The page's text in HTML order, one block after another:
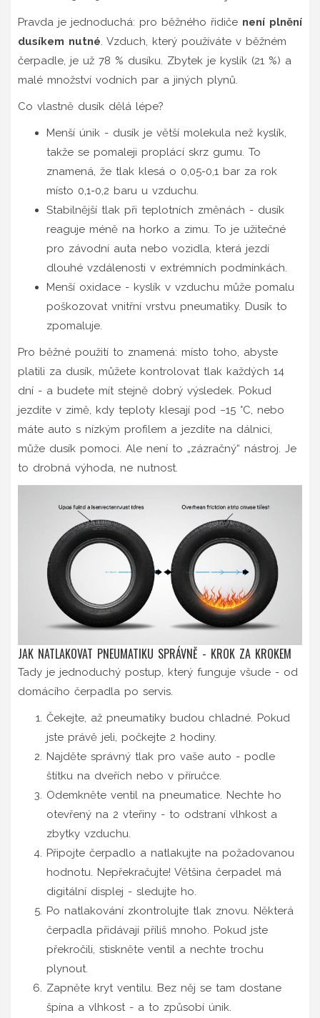
Pravda je jednoduchá: pro běžného řidiče není plnění
dusíkem nutné. Vzduch, který používáte v běžném
čerpadle, je už 78 % dusíku. Zbytek je kyslík (21 %) a
malé množství vodních par a jiných plynů.
Co vlastně dusík dělá lépe?
Menší únik - dusík je větší molekula než kyslík,
takže se pomaleji proplácí skrz gumu. To
znamená, že tlak klesá o 0,05-0,1 bar za rok
místo 0,1-0,2 baru u vzduchu.
Stabilnější tlak při teplotních změnách - dusík
reaguje méně na horko a zimu. To je užitečné
pro závodní auta nebo vozidla, která jezdí
dlouhé vzdálenosti v extrémních podmínkách.
Menší oxidace - kyslík v vzduchu může pomalu
poškozovat vnitřní vrstvu pneumatiky. Dusík to
zpomaluje.
Pro běžné použití to znamená: místo toho, abyste
platili za dusík, můžete kontrolovat tlak každých 14
dní - a budete mít stejně dobrý výsledek. Pokud
jezdíte v zimě, kdy teploty klesají pod −15 °C, nebo
máte auto s nízkým profilem a jezdíte na dálnici,
může dusík pomoci. Ale není to „zázračný“ nástroj. Je
to drobná výhoda, ne nutnost.
JAK NATLAKOVAT PNEUMATIKU SPRÁVNĚ - KROK ZA KROKEM
Tady je jednoduchý postup, který funguje všude - od
domácího čerpadla po servis.
Čekejte, až pneumatiky budou chladné. Pokud
jste právě jeli, počkejte 2 hodiny.
Najděte správný tlak pro vaše auto - podle
štítku na dveřích nebo v příručce.
Odemkněte ventil na pneumatice. Nechte ho
otevřený na 2 vteřiny - to odstraní vlhkost a
zbytky vzduchu.
Připojte čerpadlo a natlakujte na požadovanou
hodnotu. Nepřekračujte! Většina čerpadel má
digitální displej - sledujte ho.
Po natlakování zkontrolujte tlak znovu. Některá
čerpadla přidávají příliš mnoho. Pokud jste
překročili, stiskněte ventil a nechte trochu
plynout.
Zapněte kryt ventilu. Bez něj se tam dostane
špína a vlhkost - a to způsobí únik.